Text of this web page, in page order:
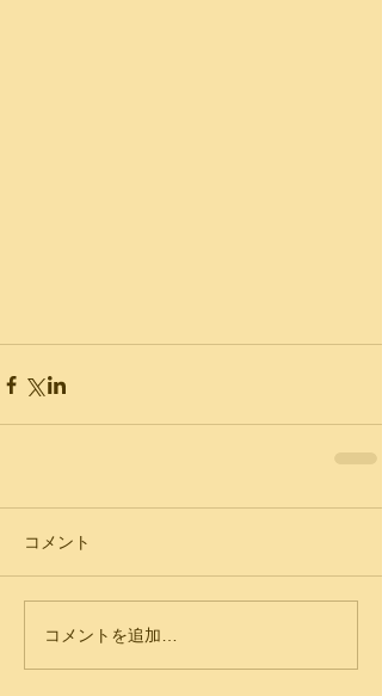
コメント
コメントを追加…